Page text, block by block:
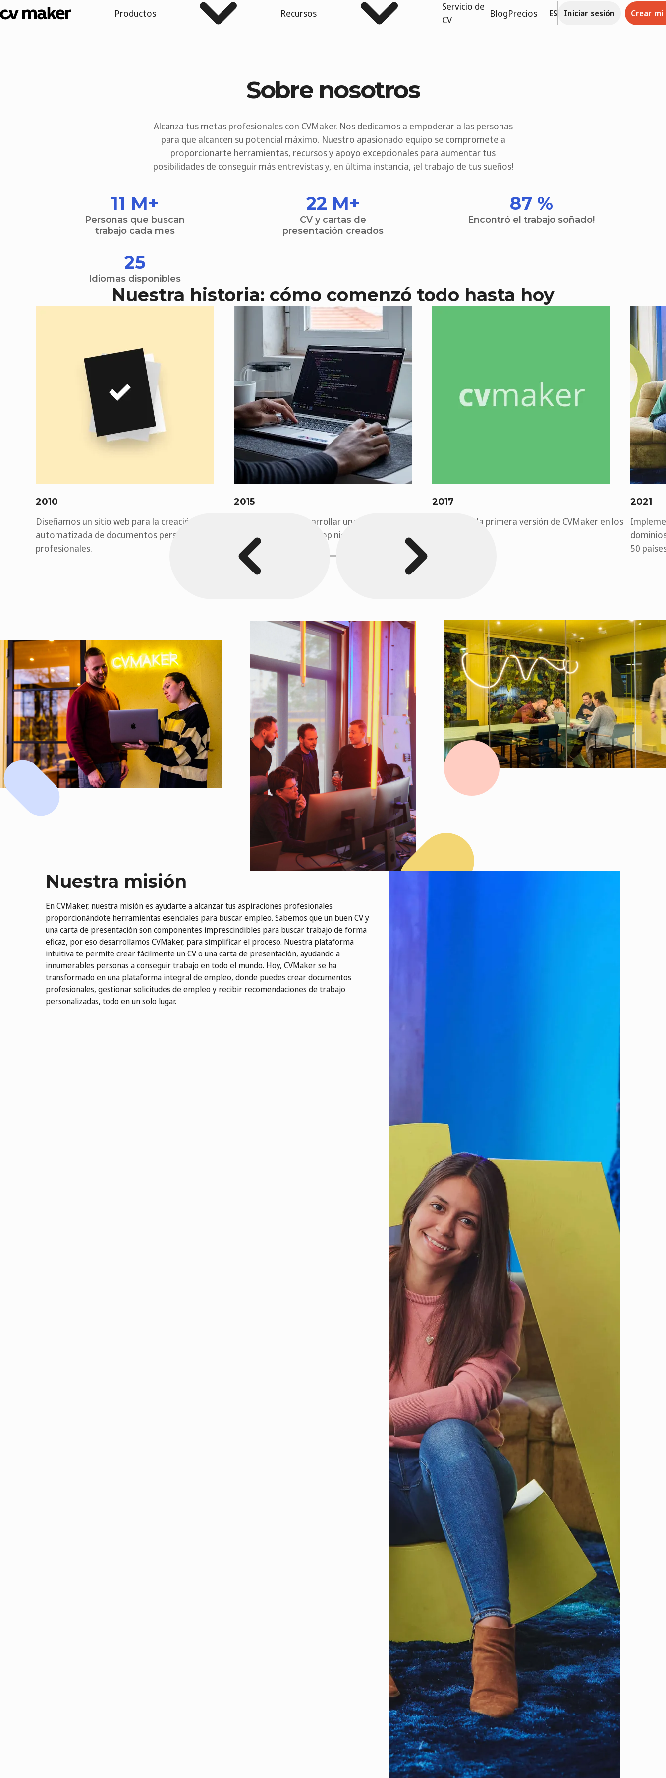
Productos Recursos
Servicio de
CV
BlogPrecios ES Iniciar sesión Crear mi
Sobre nosotros
Alcanza tus metas profesionales con CVMaker. Nos dedicamos a empoderar a las personas
para que alcancen su potencial máximo. Nuestro apasionado equipo se compromete a
proporcionarte herramientas, recursos y apoyo excepcionales para aumentar tus
posibilidades de conseguir más entrevistas y, en última instancia, ¡el trabajo de tus sueños!
11 M+
Personas que buscan
trabajo cada mes
22 M+
CV y cartas de
presentación creados
87 %
Encontró el trabajo soñado!
25
Idiomas disponibles
Nuestra historia: cómo comenzó todo hasta hoy
2010
Diseñamos un sitio web para la creación
automatizada de documentos personales y
profesionales.
2015
Comenzamos a desarrollar una plataforma de
empleo basada en las opiniones y comentarios de
los usuarios.
2017
¡Lanzamos la primera versión de CVMaker en los
2021
50
Nuestra misión
En CVMaker, nuestra misión es ayudarte a alcanzar tus aspiraciones profesionales
proporcionándote herramientas esenciales para buscar empleo. Sabemos que un buen CV y
​​una carta de presentación son componentes imprescindibles para buscar trabajo de forma
eficaz, por eso desarrollamos CVMaker, para simplificar el proceso. Nuestra plataforma
intuitiva te permite crear fácilmente un CV o una carta de presentación, ayudando a
innumerables personas a conseguir trabajo en todo el mundo. Hoy, CVMaker se ha
transformado en una plataforma integral de empleo, donde puedes crear documentos
profesionales, gestionar solicitudes de empleo y recibir recomendaciones de trabajo
personalizadas, todo en un solo lugar.